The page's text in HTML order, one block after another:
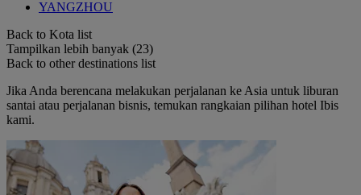
YANGZHOU
Back to Kota list
Tampilkan lebih banyak (23)
Back to other destinations list
Jika Anda berencana melakukan perjalanan ke Asia untuk liburan
santai atau perjalanan bisnis, temukan rangkaian pilihan hotel Ibis
kami.